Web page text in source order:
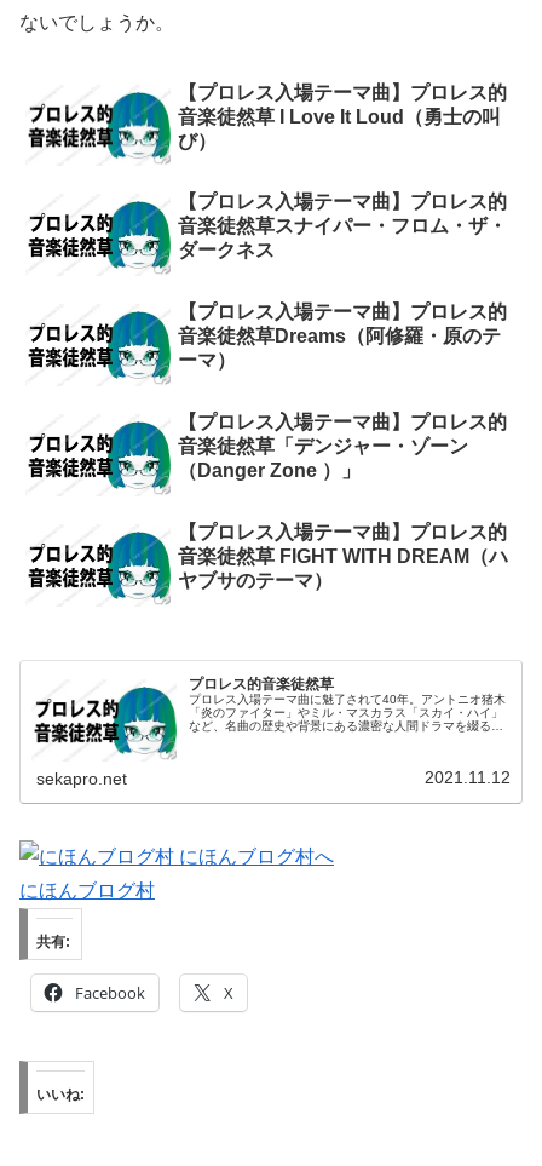
ないでしょうか。
【プロレス入場テーマ曲】プロレス的
音楽徒然草 I Love It Loud（勇士の叫
び）
【プロレス入場テーマ曲】プロレス的
音楽徒然草スナイパー・フロム・ザ・
ダークネス
【プロレス入場テーマ曲】プロレス的
音楽徒然草Dreams（阿修羅・原のテ
ーマ）
【プロレス入場テーマ曲】プロレス的
音楽徒然草「デンジャー・ゾーン
（Danger Zone ）」
【プロレス入場テーマ曲】プロレス的
音楽徒然草 FIGHT WITH DREAM（ハ
ヤブサのテーマ）
プロレス的音楽徒然草
プロレス入場テーマ曲に魅了されて40年。アントニオ猪木
「炎のファイター」やミル・マスカラス「スカイ・ハイ」
など、名曲の歴史や背景にある濃密な人間ドラマを綴る
sekapro.net 2021.11.12
にほんブログ村
共有:
Facebook X
いいね: